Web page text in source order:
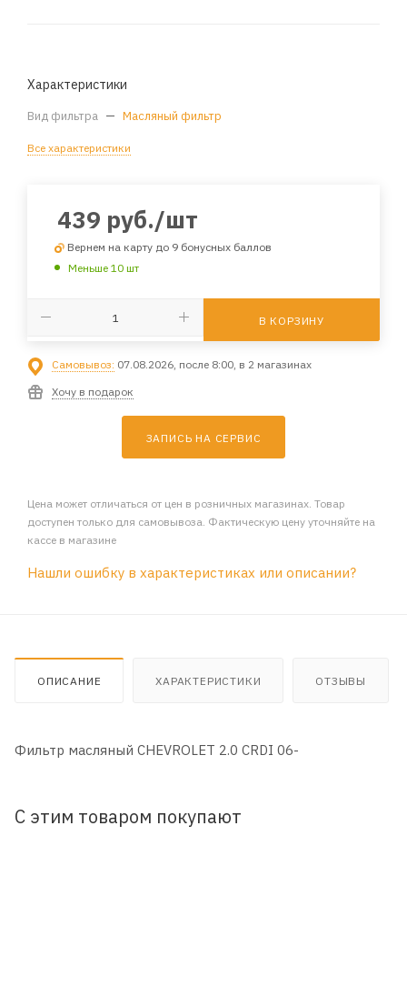
Характеристики
Вид фильтра — Масляный фильтр
Все характеристики
439 руб./шт
Вернем на карту до 9 бонусных баллов
Меньше 10 шт
В КОРЗИНУ
Самовывоз: 07.08.2026, после 8:00, в 2 магазинах
Хочу в подарок
ЗАПИСЬ НА СЕРВИС
Цена может отличаться от цен в розничных магазинах. Товар
доступен только для самовывоза. Фактическую цену уточняйте на
кассе в магазине
Нашли ошибку в характеристиках или описании?
ОПИСАНИЕ ХАРАКТЕРИСТИКИ ОТЗЫВЫ
Фильтр масляный CHEVROLET 2.0 CRDI 06-
С этим товаром покупают